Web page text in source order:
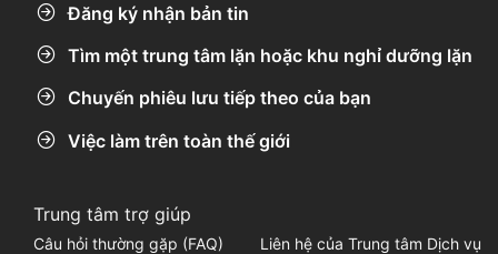
Đăng ký nhận bản tin
Tìm một trung tâm lặn hoặc khu nghỉ dưỡng lặn
Chuyến phiêu lưu tiếp theo của bạn
Việc làm trên toàn thế giới
Trung tâm trợ giúp
Câu hỏi thường gặp (FAQ)
Liên hệ của Trung tâm Dịch vụ